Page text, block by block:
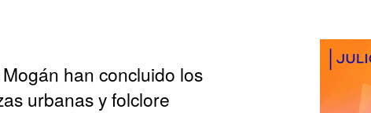
han concluido los
urbanas y folclore